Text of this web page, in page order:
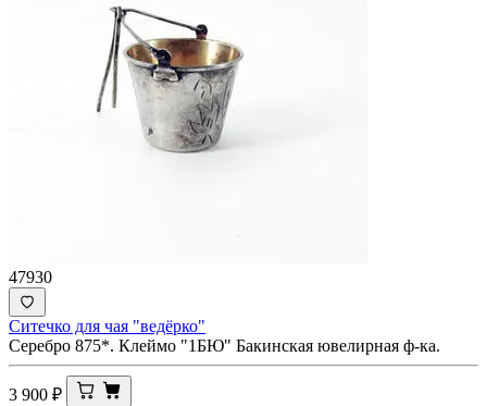
47930
Ситечко для чая "ведёрко"
Серебро 875*. Клеймо "1БЮ" Бакинская ювелирная ф-ка.
3 900 ₽